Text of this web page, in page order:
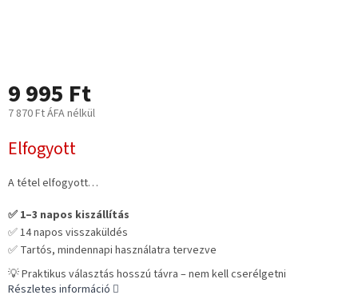
9 995 Ft
7 870 Ft ÁFA nélkül
Elfogyott
A tétel elfogyott…
✅ 1–3 napos kiszállítás
✅ 14 napos visszaküldés
✅ Tartós, mindennapi használatra tervezve
💡 Praktikus választás hosszú távra – nem kell cserélgetni
Részletes információ